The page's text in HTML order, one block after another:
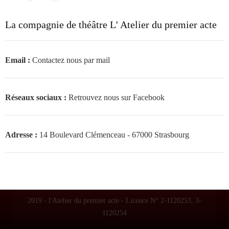
La compagnie de théâtre L' Atelier du premier acte
Email : Contactez nous par mail
Réseaux sociaux : Retrouvez nous sur Facebook
Adresse : 14 Boulevard Clémenceau - 67000 Strasbourg
2019 - l'Atelier du premier acte - Licence N° 2-1120253, 3-
1120254